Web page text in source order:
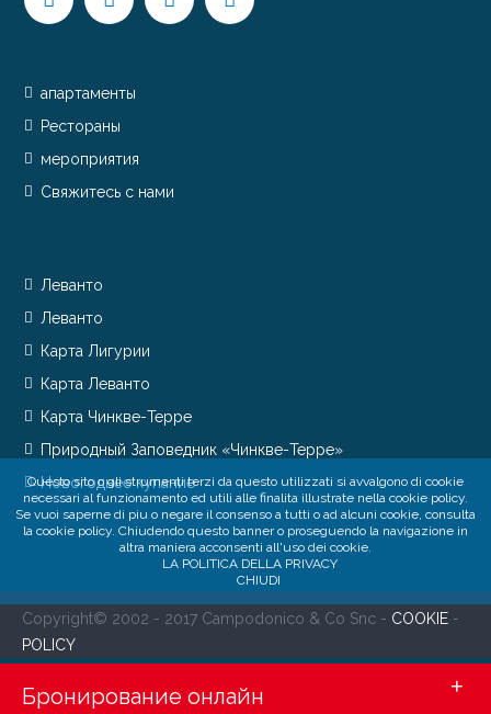
Бронирование онлайн +
апартаменты
Рестораны
мероприятия
Свяжитесь с нами
Леванто
Леванто
Карта Лигурии
Карта Леванто
Карта Чинкве-Терре
Природный Заповедник «Чинкве-Терре»
Новогоднее купание
Copyright© 2002 - 2017 Campodonico & Co Snc - COOKIE -
POLICY
Questo sito o gli strumenti terzi da questo utilizzati si avvalgono di cookie
necessari al funzionamento ed utili alle finalita illustrate nella cookie policy.
Se vuoi saperne di piu o negare il consenso a tutti o ad alcuni cookie, consulta
la cookie policy. Chiudendo questo banner o proseguendo la navigazione in
altra maniera acconsenti all'uso dei cookie.
LA POLITICA DELLA PRIVACY
CHIUDI